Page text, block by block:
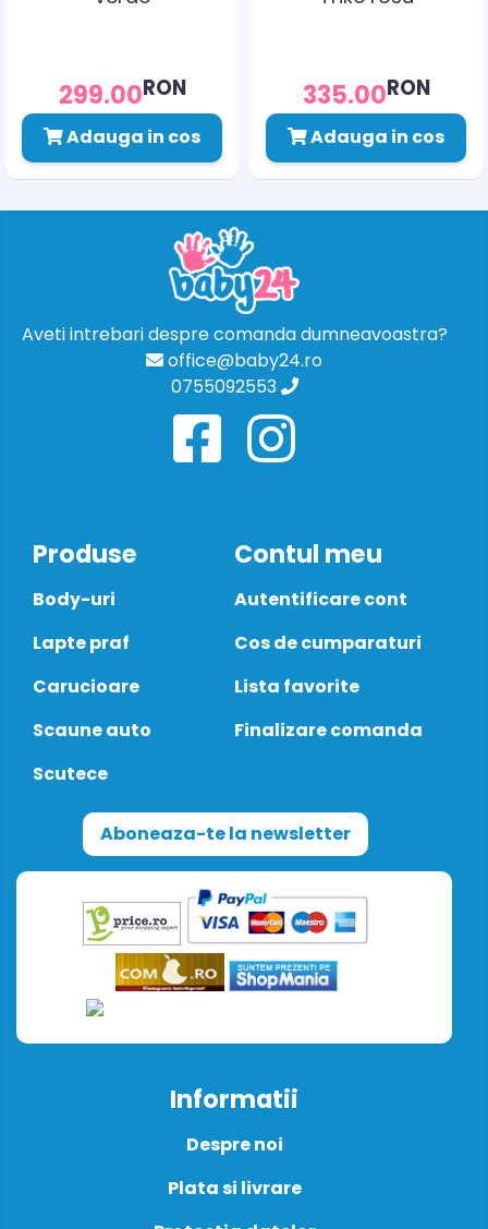
299.00RON
Adauga in cos
335.00RON
Adauga in cos
Aveti intrebari despre comanda dumneavoastra?
office@baby24.ro
0755092553
Produse
Body-uri
Lapte praf
Carucioare
Scaune auto
Scutece
Contul meu
Autentificare cont
Cos de cumparaturi
Lista favorite
Finalizare comanda
Aboneaza-te la newsletter
Informatii
Despre noi
Plata si livrare